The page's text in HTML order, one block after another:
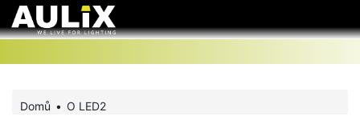
Domů O LED2